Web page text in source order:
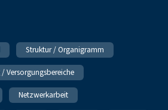
Struktur / Organigramm
Versorgungsbereiche
Netzwerkarbeit